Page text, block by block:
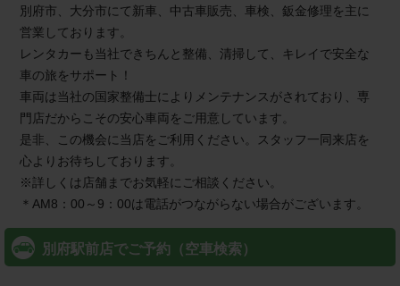
別府市、大分市にて新車、中古車販売、車検、鈑金修理を主に
営業しております。
レンタカーも当社できちんと整備、清掃して、キレイで安全な
車の旅をサポート！
車両は当社の国家整備士によりメンテナンスがされており、専
門店だからこその安心車両をご用意しています。
是非、この機会に当店をご利用ください。スタッフ一同来店を
心よりお待ちしております。
※詳しくは店舗までお気軽にご相談ください。
＊AM8：00～9：00は電話がつながらない場合がございます。
別府駅前店でご予約（空車検索）